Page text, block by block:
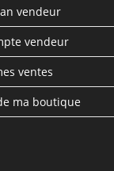
vendeur
vendeur
ventes
ma boutique